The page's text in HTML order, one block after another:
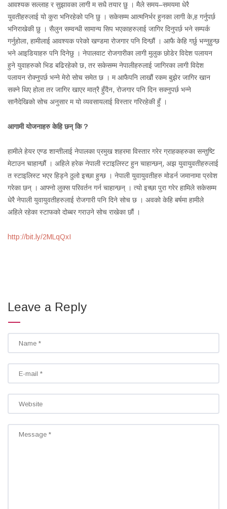
आवश्यक सल्लाह र सुझावका लागी म सधै तयार छु । मैले समय–समयमा धेरै
युवतीहरुलाई यो कुरा भनिरहेको पनि छु । सकेसम्म आत्मनिर्भर हुनका लागी के,ह गर्नुपर्छ
भनिराखेकी छु । सैलुन सम्वन्धी सामान्य सिप भएकाहरुलाई जागिर दिनुपर्छ भने सम्पर्क
गर्नुहोला, हामीलाई आवश्यक परेको खण्डमा रोजगार पनि दिन्छौं । आफै केहि गर्छु भन्नुहुन्छ
भने आइडियाहरु पनि दिनेछु । नेपालवाट रोजगारीका लागी मुलुक छोडेर विदेश पलायन
हुने युवाहरुको भिड बढिरहेको छ, तर सकेसम्म नेपालीहरुलाई जागिरका लागी विदेश
पलायन रोक्नुपर्छ भन्ने मेरो सोच समेत छ । म आफैपनि लाखौं रकम बुझेर जागिर खान
सक्ने थिए होला तर जागिर खाएर मात्रै हुँदैन, रोजगार पनि दिन सक्नुपर्छ भन्ने
सानैदेखिको सोच अनुसार म यो व्यवसायलाई विस्तार गरिरहेकी हुँ ।
आगामी योजनाहरु केहि छन् कि ?
हामीले हेयर एण्ड शान्तीलाई नेपालका प्रमुख शहरमा विस्तार गरेर ग्राहकहरुका सन्तुष्टि
मेटाउन चाहान्छौं । अहिले हरेक नेपाली स्टाइलिस्ट हुन चाहान्छन्, अझ युवायुवतीहरुलाई
त स्टाइलिस्ट भएर हिड्ने ठुलो इच्छा हुन्छ । नेपाली युवायुवतीहरु मोडर्न जमानामा प्रवेश
गरेका छन् । आफ्नो लुक्स परिवर्तन गर्न चाहान्छन् । त्यो इच्छा पुरा गरेर हामिले सकेसम्म
धेरै नेपाली युवायुवतीहरुलाई रोजगारी पनि दिने सोच छ । अवको केहि बर्षमा हामीले
अहिले रहेका स्टाफको दोब्बर गराउने सोच राखेका छौं ।
http://bit.ly/2MLqQxI
Leave a Reply